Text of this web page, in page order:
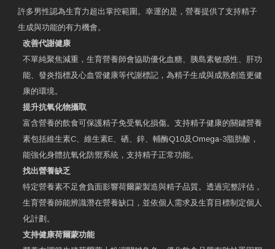
許多男性認為生育力超出掌控範圍。幸運的是，營養提供了支持精子
生成與功能的有力機會。
改善代謝健康
不單純聚焦減重，生育營養師會協助優化血糖、胰島素敏感性、肝功
能、發炎指標及心血管健康等代謝標記，為精子生成與成熟創造更健
康的環境。
提升抗氧化物攝取
富含營養的飲食可保護精子免受氧化損傷。支持精子健康的關鍵營養
素包括維生素C、維生素E、硒、鋅、輔酶Q10及Omega-3脂肪酸，
能強化身體抗氧化防禦系統，支持精子正常功能。
找出營養缺乏
特定營養素不足會負面影響荷爾蒙製造與精子品質。透過完整評估，
生育營養師能辨識潛在營養缺口，並依個人需求及生育目標制定個人
化計劃。
支持健康荷爾蒙功能